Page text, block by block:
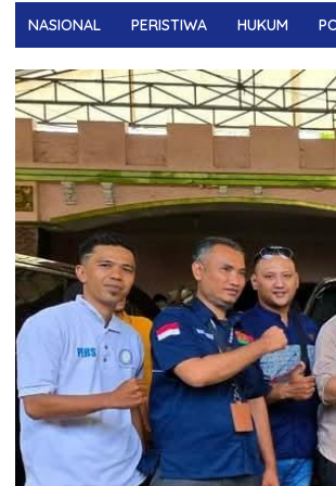
NASIONAL PERISTIWA HUKUM